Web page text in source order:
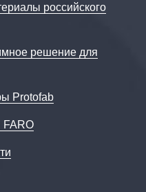
российского
решение для
Protofab
FARO